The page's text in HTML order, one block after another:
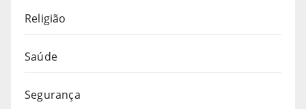
Religião
Saúde
Segurança